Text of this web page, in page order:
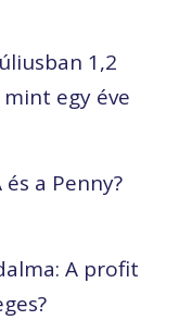
1,2
egy éve
a Penny?
A profit